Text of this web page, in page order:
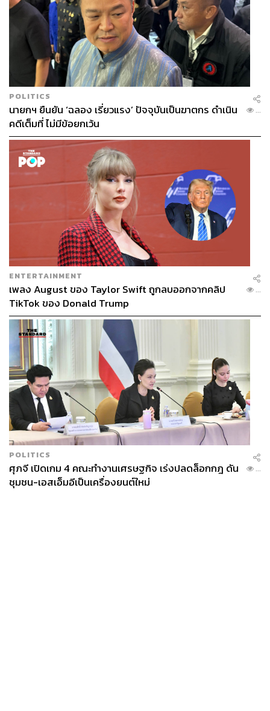
POLITICS
นายกฯ ยืนยัน ‘ฉลอง เรี่ยวแรง’ ปัจจุบันเป็นฆาตกร ดำเนิน
คดีเต็มที่ ไม่มีข้อยกเว้น
...
ENTERTAINMENT
เพลง August ของ Taylor Swift ถูกลบออกจากคลิป
TikTok ของ Donald Trump
...
POLITICS
ศุภจี เปิดเกม 4 คณะทำงานเศรษฐกิจ เร่งปลดล็อกกฎ ดัน
ชุมชน-เอสเอ็มอีเป็นเครื่องยนต์ใหม่
...